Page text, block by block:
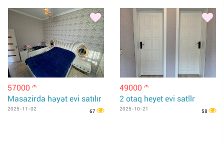
57000 m
Masazirda həyət evi satılır
2025-11-02 67
49000 m
2 otaq heyet evi satllr
2025-10-21 58